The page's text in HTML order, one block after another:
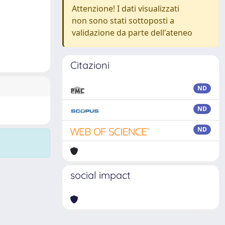
Attenzione! I dati visualizzati
non sono stati sottoposti a
validazione da parte dell'ateneo
Citazioni
ND
ND
ND
social impact